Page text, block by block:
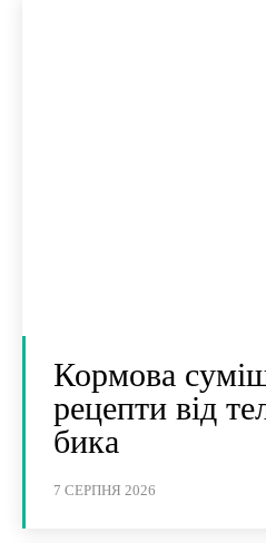
Кормова
рецепти від
бика
7 СЕРПНЯ 2026